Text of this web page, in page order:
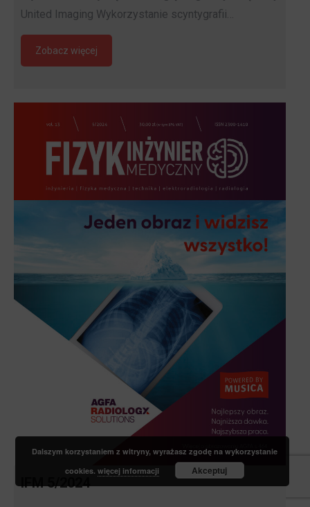
United Imaging Wykorzystanie scyntygrafii…
Zobacz więcej
IFM 5/2024
Dalszym korzystaniem z witryny, wyrażasz zgodę na wykorzystanie
cookies. więcej informacji Akceptuj